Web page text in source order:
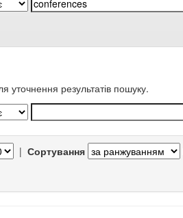
уточнення результатів пошуку.
| Сортування